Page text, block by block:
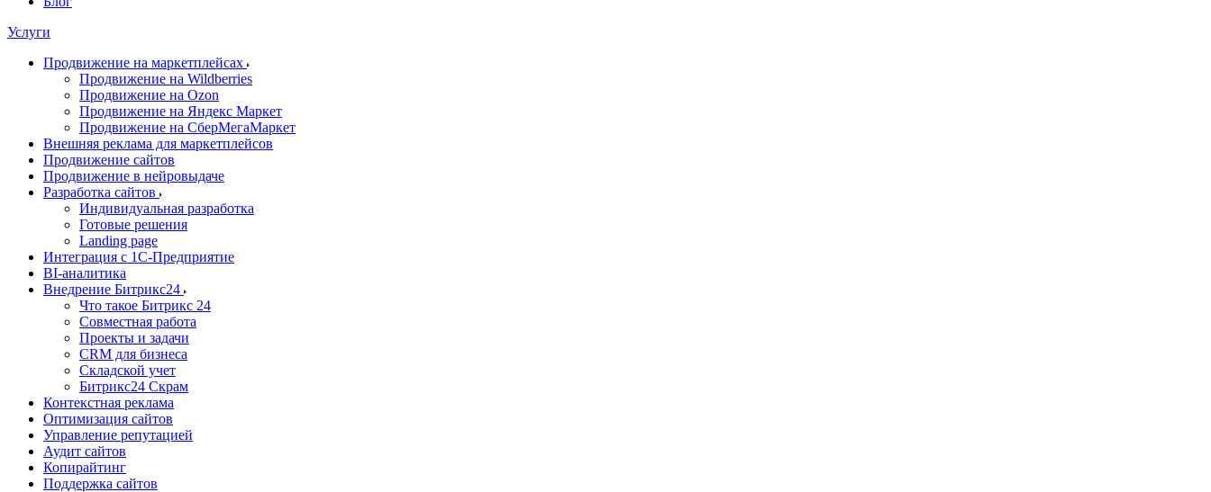
Услуги
Продвижение на маркетплейсах
Продвижение на Wildberries
Продвижение на Ozon
Продвижение на Яндекс Маркет
Продвижение на СберМегаМаркет
Внешняя реклама для маркетплейсов
Продвижение сайтов
Продвижение в нейровыдаче
Разработка сайтов
Индивидуальная разработка
Готовые решения
Landing page
Интеграция с 1С-Предприятие
BI-аналитика
Внедрение Битрикс24
Что такое Битрикс 24
Совместная работа
Проекты и задачи
СRМ для бизнеса
Складской учет
Битрикс24 Скрам
Контекстная реклама
Оптимизация сайтов
Управление репутацией
Аудит сайтов
Копирайтинг
Поддержка сайтов